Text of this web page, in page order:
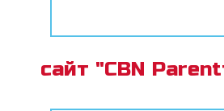
сайт "CBN